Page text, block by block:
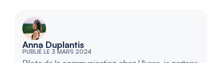
Anna Duplantis
PUBLIÉ LE 3 MARS 2024